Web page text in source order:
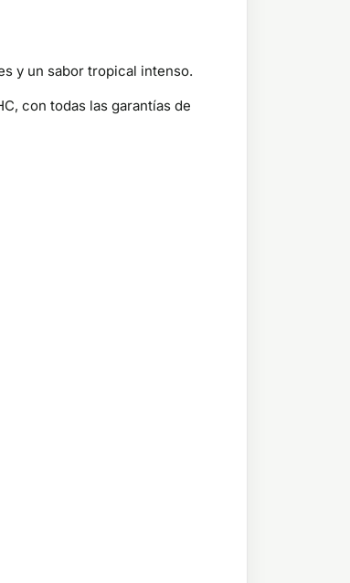
y un sabor tropical intenso.
con todas las garantías de